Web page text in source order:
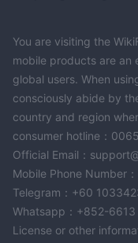
You are visiting the
mobile products are an
global users. When
consciously abide by
country and region
consumer hotline：
Official Email：
Mobile Phone Number
Telegram：+60
Whatsapp：+852-6613
License or other